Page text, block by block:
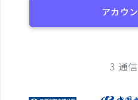
アカウ
3 通